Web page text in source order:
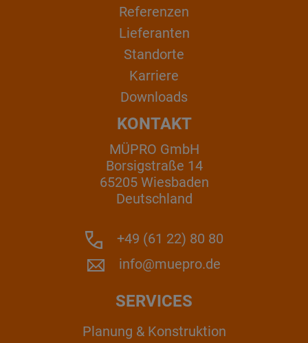
Referenzen
Lieferanten
Standorte
Karriere
Downloads
KONTAKT
MÜPRO GmbH
Borsigstraße 14
65205 Wiesbaden
Deutschland
+49 (61 22) 80 80
info@muepro.de
SERVICES
Planung & Konstruktion